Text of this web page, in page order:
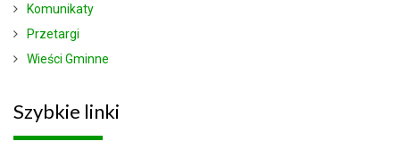
Komunikaty
Przetargi
Wieści Gminne
Szybkie linki